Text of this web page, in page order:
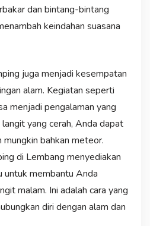
dan bintang-bintang
keindahan suasana
juga menjadi kesempatan
alam. Kegiatan seperti
menjadi pengalaman yang
yang cerah, Anda dapat
bahkan meteor.
di Lembang menyediakan
membantu Anda
malam. Ini adalah cara yang
diri dengan alam dan